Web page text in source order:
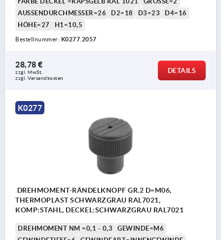
AUSSENDURCHMESSER=26
D2=18 D3=23
D4=16
HÖHE=27
H1=10,5
Bestellnummer: K0277.2057
28,78 €
zzgl. MwSt.
zzgl. Versandkosten
DETAILS
K0277
DREHMOMENT-RÄNDELKNOPF GR.2 D=M06,
THERMOPLAST SCHWARZGRAU RAL7021,
KOMP:STAHL, DECKEL:SCHWARZGRAU RAL7021
DREHMOMENT NM =0,1 - 0,3
GEWINDE=M6